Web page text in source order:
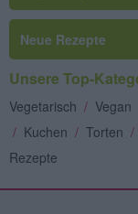
Neue Rezepte
Unsere Top-
Vegetarisch / Vegan
/ Kuchen / Torten /
Rezepte